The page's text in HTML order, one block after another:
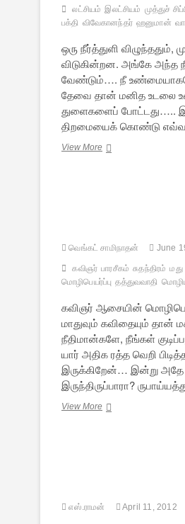
லட்சியம் இலட்சியம் முத்துச்
பக்தி விவேகானந்தர் ஹனுமான்
ஒரு நீர்த்துளி
விடுகின்றன. அங்கே அந்த
வேண்டும்…. நீ உண்மையாகவே
தேவை தான் மனித உடலை
துளைகளைப் போட்டது…..
திறமையைக் கொண்டு
View Moreஎழுமின்
வெங்கட் சாமிநாதன் June
கவிஞர் பாரசீகம் சுதந்திரம் மது
மொழிபெயர்ப்பு தத்துவவாதி
கவிஞர் ஆசையின்
மாதுவும் கவிதையும்
நீதிமான்களே, நீங்கள்
யார் அதிக ரத்த வெறி
இருக்கிறேன்… இன்று அதே
இருந்திருப்பாரா?
View Moreஉமர்
எஸ்.ராமன் April 11, 2012